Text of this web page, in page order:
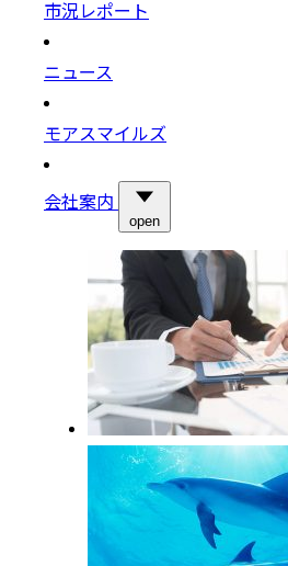
市況レポート
ニュース
モアスマイルズ
会社案内
open